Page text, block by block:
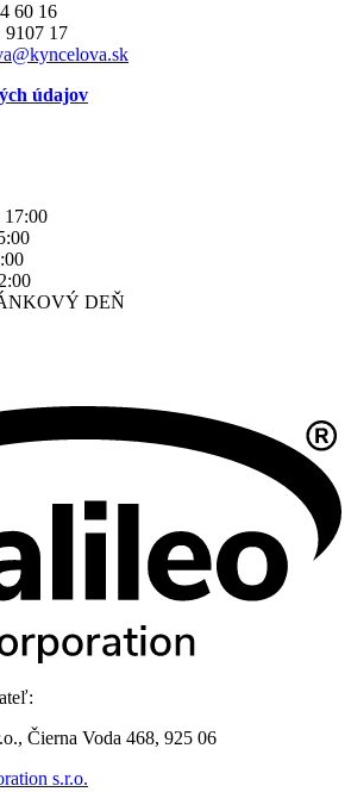
60 16
9107 17
údajov
17:00
DEŇ
Čierna Voda 468, 925 06
s.r.o.